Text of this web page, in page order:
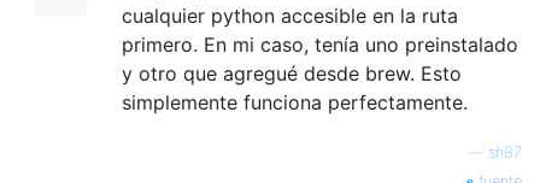
cualquier python accesible en la ruta
primero. En mi caso, tenía uno preinstalado
y otro que agregué desde brew. Esto
simplemente funciona perfectamente.
sh87